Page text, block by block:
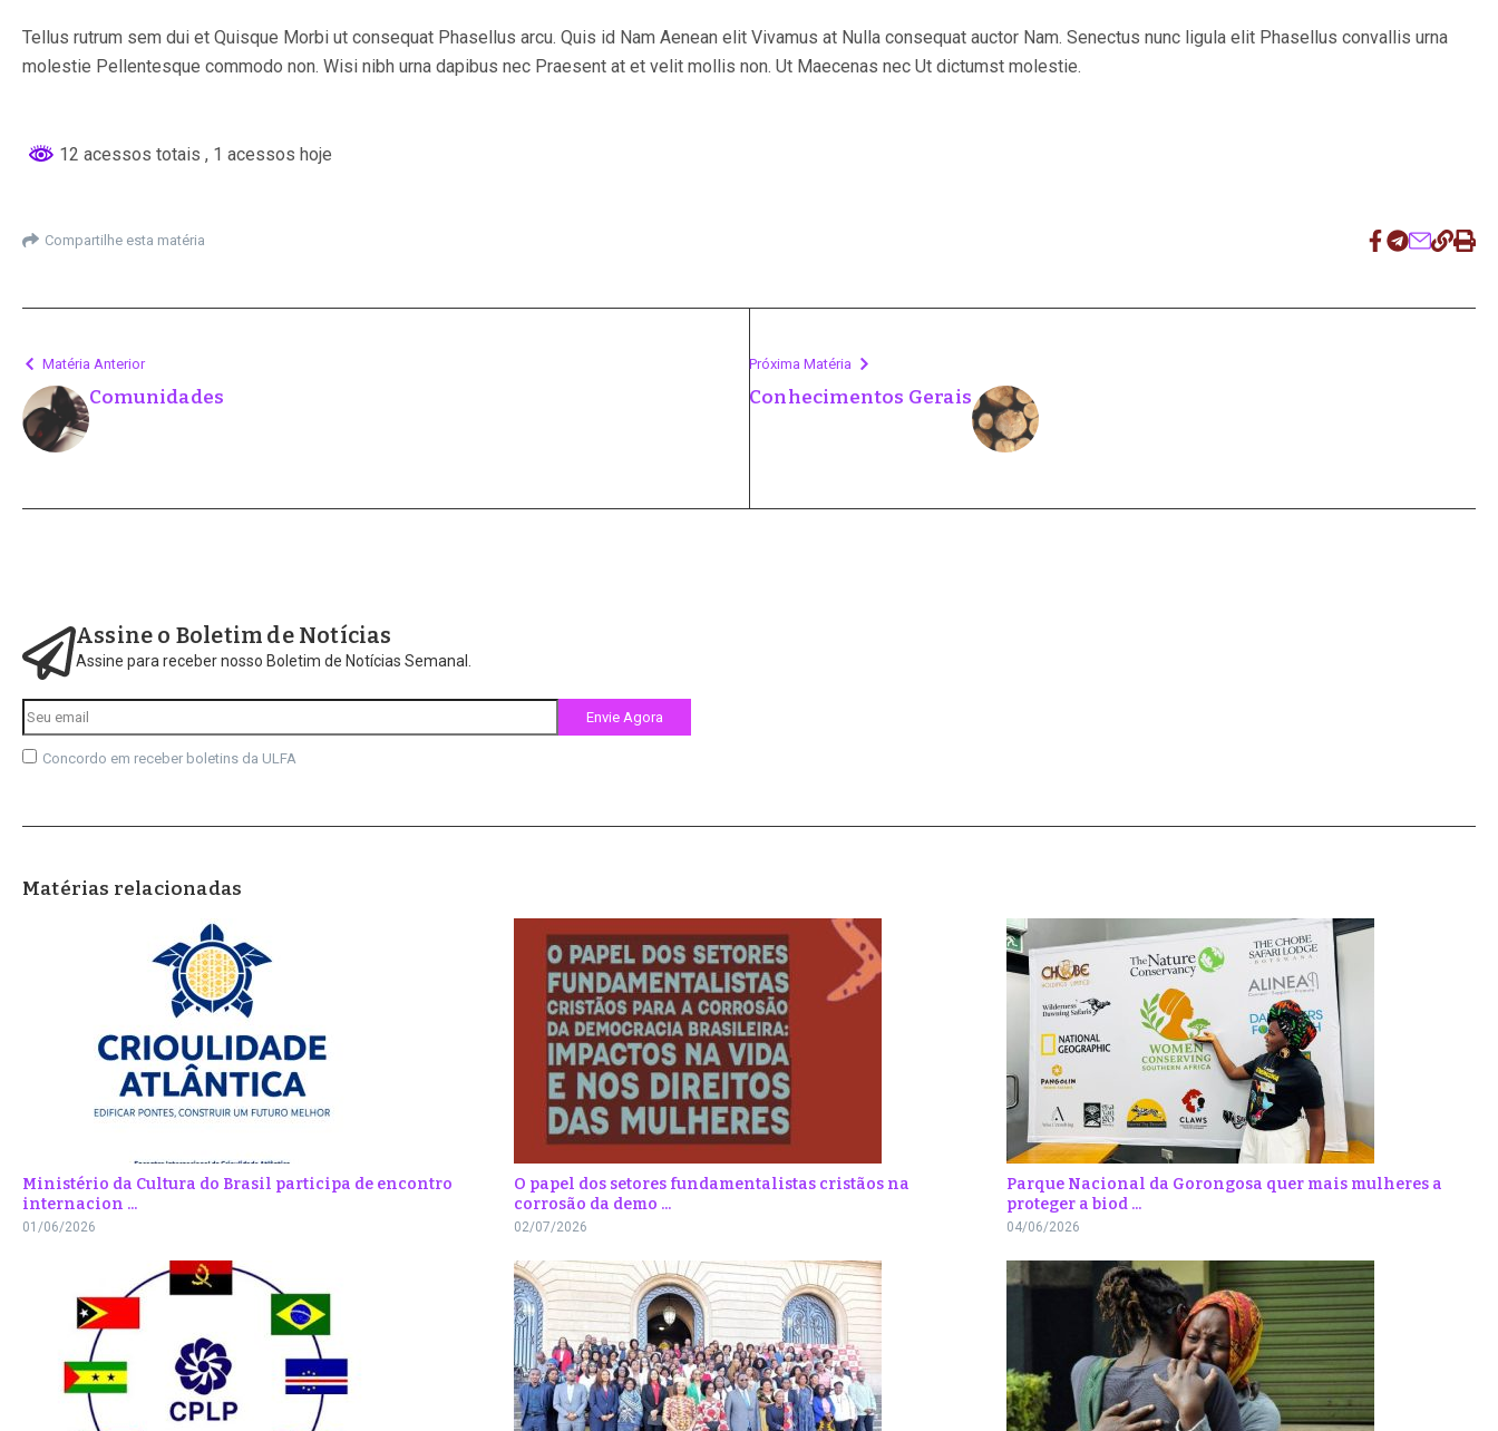
Tellus rutrum sem dui et Quisque Morbi ut consequat Phasellus arcu. Quis id Nam Aenean elit Vivamus at Nulla consequat auctor Nam. Senectus nunc ligula elit Phasellus convallis urna
molestie Pellentesque commodo non. Wisi nibh urna dapibus nec Praesent at et velit mollis non. Ut Maecenas nec Ut dictumst molestie.
12 acessos totais , 1 acessos hoje
Compartilhe esta matéria
Matéria Anterior
Comunidades
Próxima Matéria
Conhecimentos Gerais
Assine o Boletim de Notícias
Assine para receber nosso Boletim de Notícias Semanal.
Concordo em receber boletins da ULFA
Matérias relacionadas
Ministério da Cultura do Brasil participa de encontro
internacion ...
01/06/2026
O papel dos setores fundamentalistas cristãos na
corrosão da demo ...
02/07/2026
Parque Nacional da Gorongosa quer mais mulheres a
proteger a biod ...
04/06/2026